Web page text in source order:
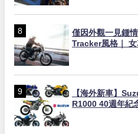
僅因外觀一見鍾
Tracker風格｜
【海外新車】
R1000 40週年紀